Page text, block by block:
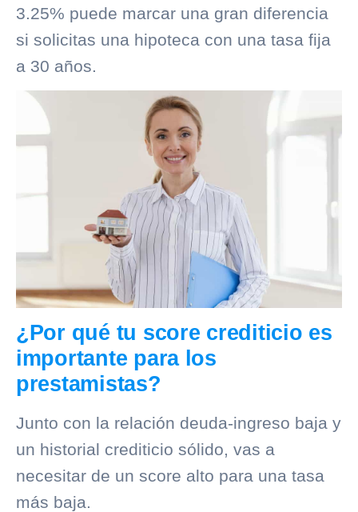
3.25% puede marcar una gran diferencia
si solicitas una hipoteca con una tasa fija
a 30 años.
¿Por qué tu score crediticio es
importante para los
prestamistas?
Junto con la relación deuda-ingreso baja y
un historial crediticio sólido, vas a
necesitar de un score alto para una tasa
más baja.